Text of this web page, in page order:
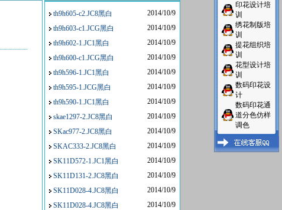
th9h605-c2.JC8黑白
2014/10/9
th9h603-c1.JCG黑白
2014/10/9
th9h602-1.JC1黑白
2014/10/9
th9h600-c1.JCG黑白
2014/10/9
th9h596-1.JC1黑白
2014/10/9
th9h595-1.JCG黑白
2014/10/9
th9h590-1.JC1黑白
2014/10/9
skae1297-2.JC8黑白
2014/10/9
SKac977-2.JC8黑白
2014/10/9
SKAC333-2.JC8黑白
2014/10/9
SK11D572-1.JC1黑白
2014/10/9
SK11D131-2.JC8黑白
2014/10/9
SK11D028-4.JC8黑白
2014/10/9
SK11D028-4.JC8黑白
2014/10/9
印花设计培
训
绣花制版培
训
提花组织培
训
花型设计培
训
数码印花设
计
数码印花通
道分色仿样
调色